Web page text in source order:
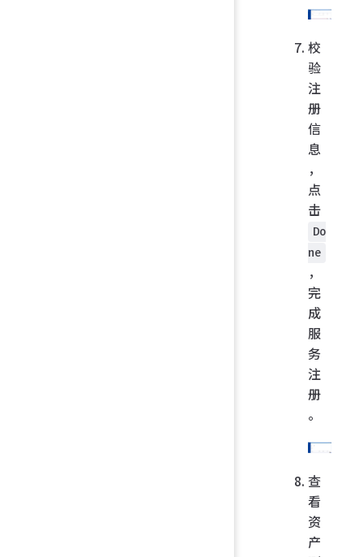
校
验
注
册
信
息
，
点
击
Do
ne
，
完
成
服
务
注
册
。
查
看
资
产